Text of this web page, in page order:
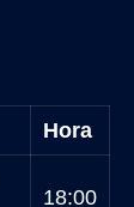
Hora
18:00